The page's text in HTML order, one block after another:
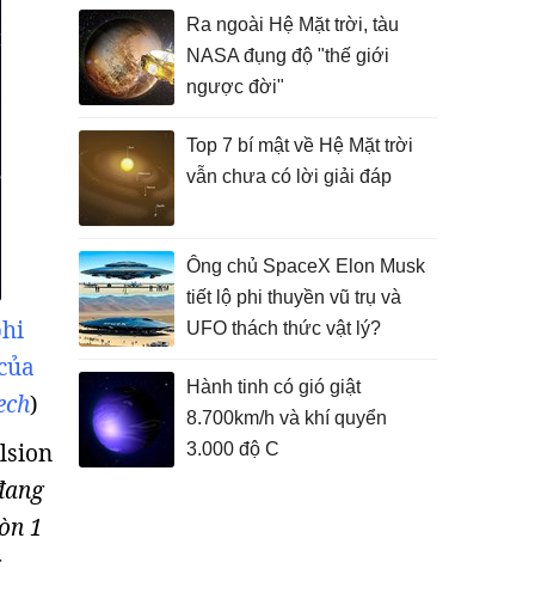
)
1
Ra ngoài Hệ Mặt trời, tàu
NASA đụng độ "thế giới
ngược đời"
Top 7 bí mật về Hệ Mặt trời
vẫn chưa có lời giải đáp
Ông chủ SpaceX Elon Musk
tiết lộ phi thuyền vũ trụ và
UFO thách thức vật lý?
Hành tinh có gió giật
8.700km/h và khí quyển
3.000 độ C